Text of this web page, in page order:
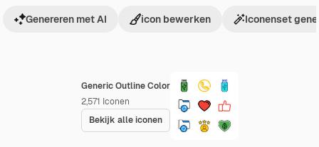
Generic Outline Color
2,571 Iconen
Bekijk alle iconen
Genereren met AI icon bewerken Iconenset